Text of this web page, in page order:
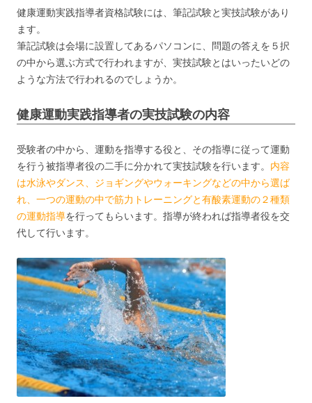
健康運動実践指導者資格試験には、筆記試験と実技試験があり
ます。
筆記試験は会場に設置してあるパソコンに、問題の答えを５択
の中から選ぶ方式で行われますが、実技試験とはいったいどの
ような方法で行われるのでしょうか。
健康運動実践指導者の実技試験の内容
受験者の中から、運動を指導する役と、その指導に従って運動
を行う被指導者役の二手に分かれて実技試験を行います。 内容
は水泳やダンス、ジョギングやウォーキングなどの中から選ば
れ、一つの運動の中で筋力トレーニングと有酸素運動の２種類
の運動指導を行ってもらいます。指導が終われば指導者役を交
代して行います。